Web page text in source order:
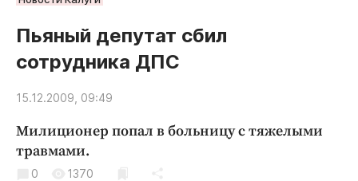
Обнинск
Новости компаний
Статьи
Народные новости
Благоустройство
Криминал
Пьяный депутат сбил
сотрудника ДПС
15.12.2009, 09:49
Милиционер попал в больницу с тяжелыми
травмами.
0 1370